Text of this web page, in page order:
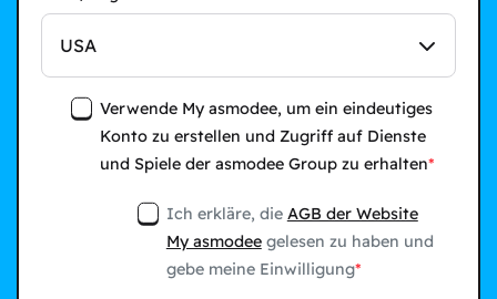
USA
Verwende My asmodee, um ein eindeutiges
Konto zu erstellen und Zugriff auf Dienste
und Spiele der asmodee Group zu erhalten
Ich erkläre, die AGB der Website
My asmodeegelesen zu haben und
gebe meine Einwilligung